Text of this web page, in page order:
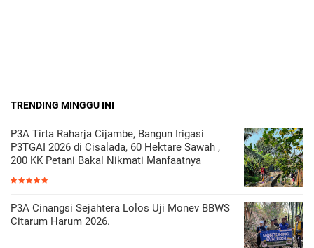
TRENDING MINGGU INI
P3A Tirta Raharja Cijambe, Bangun Irigasi
P3TGAI 2026 di Cisalada, 60 Hektare Sawah ,
200 KK Petani Bakal Nikmati Manfaatnya
P3A Cinangsi Sejahtera Lolos Uji Monev BBWS
Citarum Harum 2026.